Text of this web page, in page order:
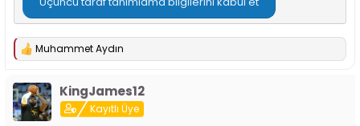
T
k
i
l
Muhammet Aydın
KingJames12
Kayıtlı Üye